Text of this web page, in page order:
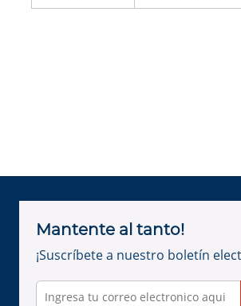
Mantente al tanto!
¡Suscríbete a nuestro boletín